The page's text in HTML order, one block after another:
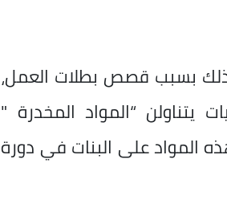
بسبب قصص بطلات العمل،
يتناولن “المواد المخدرة "
المواد على البنات في دورة